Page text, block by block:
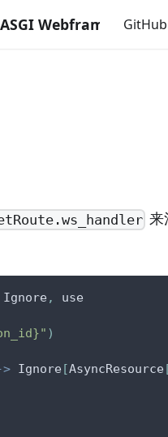
Webframework with
GitHub
来
Ignore , use
)
> Ignore [AsyncResource